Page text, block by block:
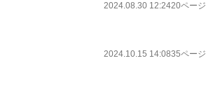
2024.08.30 12:2420ページ
2024.10.15 14:0835ページ